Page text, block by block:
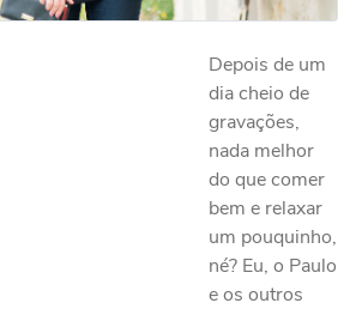
Depois de um
dia cheio de
gravações,
nada melhor
do que comer
bem e relaxar
um pouquinho,
né? Eu, o Paulo
e os outros